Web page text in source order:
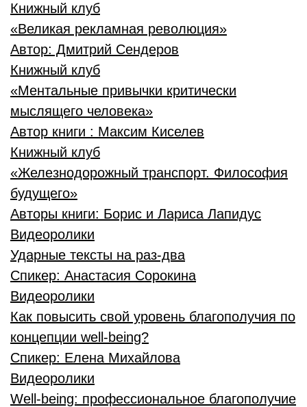
Книжный клуб
«Великая рекламная революция»
Автор: Дмитрий Сендеров
Книжный клуб
«Ментальные привычки критически
мыслящего человека»
Автор книги : Максим Киселев
Книжный клуб
«Железнодорожный транспорт. Философия
будущего»
Авторы книги: Борис и Лариса Лапидус
Видеоролики
Ударные тексты на раз-два
Спикер: Анастасия Сорокина
Видеоролики
Как повысить свой уровень благополучия по
концепции well-being?
Спикер: Елена Михайлова
Видеоролики
Well-being: профессиональное благополучие